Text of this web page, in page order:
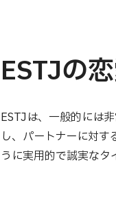
ESTJの
ESTJは、一般的には
し、パートナーに対
うに実用的で誠実なタ